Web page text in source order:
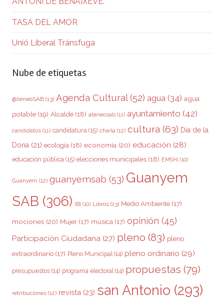
TASA DEL AMOR
Unió Liberal Tránsfuga
Nube de etiquetas
@teneoSAB (13) Agenda Cultural(52) agua (34) agua
potable (19) Alcalde (18) ateneosab (11) ayuntamiento (42)
candidatos (11) candidatura (15) charla (12) cultura (63) Día de la
Dona (21) ecología (18) economía (20) educación (28)
educación pública (15) elecciones municipales (18) EMSHI (10)
Guanyem (12) guanyemsab (53) Guanyem
SAB (306) IBI (10) Libros (13) Medio Ambiente (17)
mociones (20) Mujer (17) música (17) opinión (45)
Participación Ciudadana (27) pleno (83) pleno
extraordinario (17) Pleno Municipal (14) pleno ordinario (29)
presupuestos (14) programa electoral (14) propuestas (79)
retribuciones (12) revista (23) san Antonio (293)